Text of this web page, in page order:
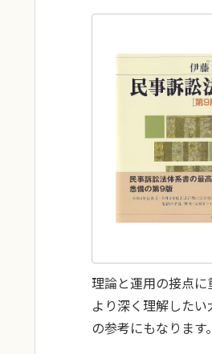
理論と運用の接点に
より深く理解した
の参考にもなります。